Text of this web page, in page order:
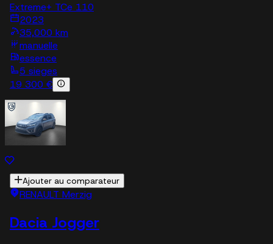
Extreme+ TCe 110
2023
35,000 km
manuelle
essence
5 sieges
19 300 €
Ajouter au comparateur
RENAULT Merzig
Dacia Jogger